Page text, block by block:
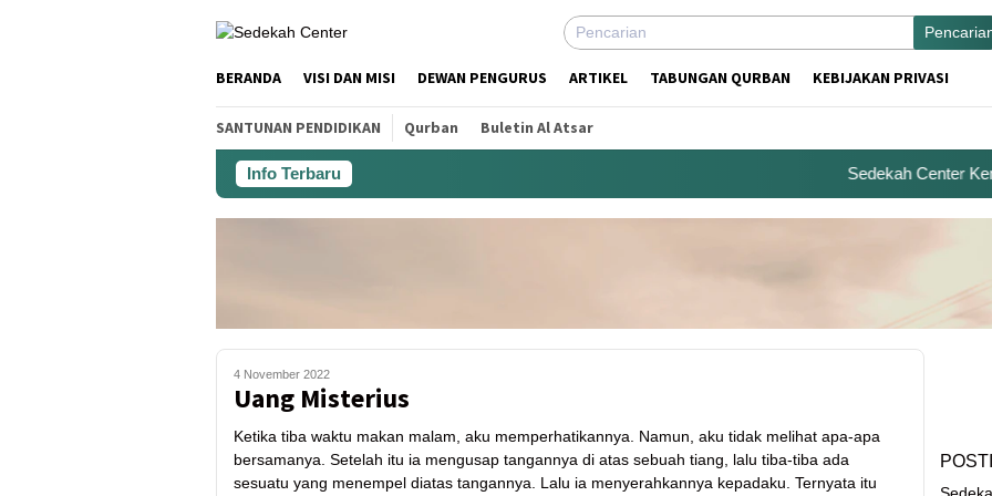
BERANDA VISI DAN MISI DEWAN PENGURUS ARTIKEL TABUNGAN QURBAN KEBIJAKAN PRIVASI
SANTUNAN PENDIDIKAN Qurban Buletin Al Atsar
Info Terbaru Sedekah Center
4 November 2022
Uang Misterius
Ketika tiba waktu makan malam, aku memperhatikannya. Namun, aku tidak melihat apa-apa
bersamanya. Setelah itu ia mengusap tangannya di atas sebuah tiang, lalu tiba-tiba ada
sesuatu yang menempel diatas tangannya. Lalu ia menyerahkannya kepadaku. Ternyata itu